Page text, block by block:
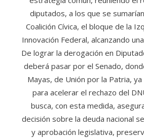
diputados, a los que se
Coalición Cívica, el bloque de la
Innovación Federal, alcanzando
De lograr la derogación en
deberá pasar por el Senado,
Mayas, de Unión por la Patria,
para acelerar el rechazo del
busca, con esta medida,
decisión sobre la deuda nacional
y aprobación legislativa,